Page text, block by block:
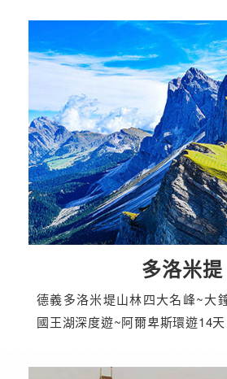
多洛米提
德義多洛米堤山林四大名峰~大
國王湖深度遊~阿爾卑斯環遊14天